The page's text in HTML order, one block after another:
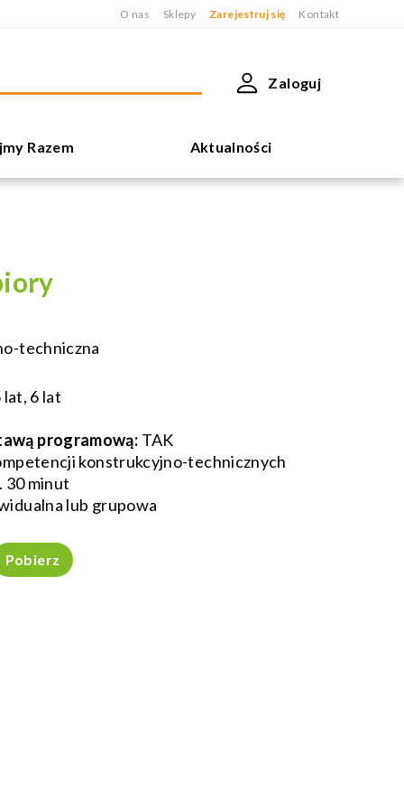
O nas Sklepy Zarejestruj się Kontakt
Zaloguj
Razem Aktualności
techniczna
lat, 6 lat
programową: TAK
konstrukcyjno-technicznych
30 minut
lub grupowa
Pobierz